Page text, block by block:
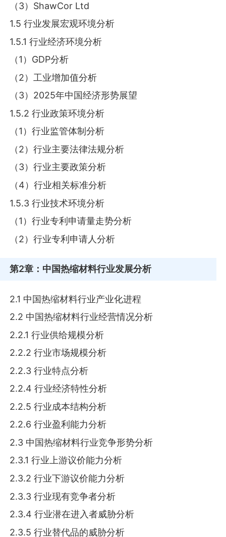
（3）ShawCor Ltd
1.5 行业发展宏观环境分析
1.5.1 行业经济环境分析
（1）GDP分析
（2）工业增加值分析
（3）2025年中国经济形势展望
1.5.2 行业政策环境分析
（1）行业监管体制分析
（2）行业主要法律法规分析
（3）行业主要政策分析
（4）行业相关标准分析
1.5.3 行业技术环境分析
（1）行业专利申请量走势分析
（2）行业专利申请人分析
第2章 ：中国热缩材料行业发展分析
2.1 中国热缩材料行业产业化进程
2.2 中国热缩材料行业经营情况分析
2.2.1 行业供给规模分析
2.2.2 行业市场规模分析
2.2.3 行业特点分析
2.2.4 行业经济特性分析
2.2.5 行业成本结构分析
2.2.6 行业盈利能力分析
2.3 中国热缩材料行业竞争形势分析
2.3.1 行业上游议价能力分析
2.3.2 行业下游议价能力分析
2.3.3 行业现有竞争者分析
2.3.4 行业潜在进入者威胁分析
2.3.5 行业替代品的威胁分析